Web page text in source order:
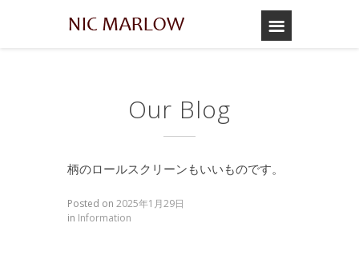
Our Blog
柄のロールスクリーンもいいものです。
Posted on 2025年1月29日
in Information